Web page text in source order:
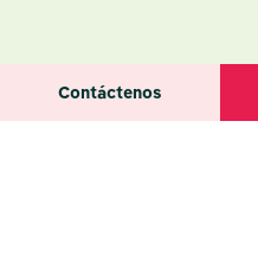
Contáctenos